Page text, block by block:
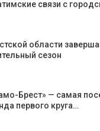
связи с
области
сезон
Брест» — самая
первого круга…